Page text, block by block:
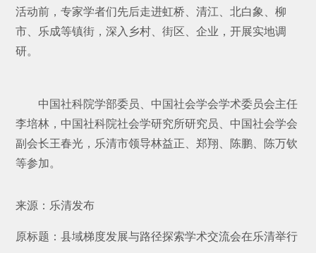
活动前，专家学者们先后走进虹桥、清江、北白象、柳
市、乐成等镇街，深入乡村、街区、企业，开展实地调
研。
中国社科院学部委员、中国社会学会学术委员会主任
李培林，中国社科院社会学研究所研究员、中国社会学会
副会长王春光，乐清市领导林益正、郑翔、陈鹏、陈万钦
等参加。
来源：乐清发布
原标题：县域梯度发展与路径探索学术交流会在乐清举行